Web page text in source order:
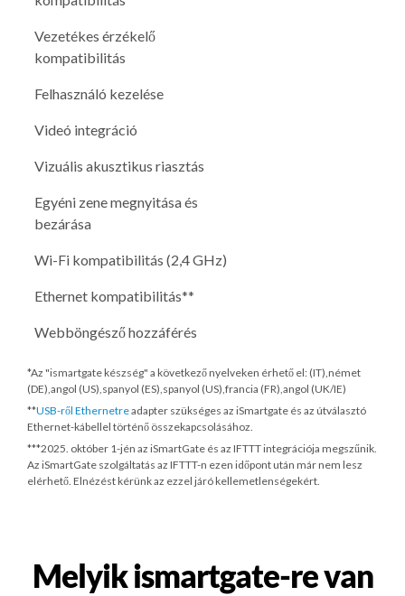
Vezetékes érzékelő
kompatibilitás
Felhasználó kezelése
Videó integráció
Vizuális akusztikus riasztás
Egyéni zene megnyitása és
bezárása
Wi-Fi kompatibilitás (2,4 GHz)
Ethernet kompatibilitás**
Webböngésző hozzáférés
*Az "ismartgate készség" a következő nyelveken érhető el: (IT),német
(DE),angol (US),spanyol (ES),spanyol (US),francia (FR),angol (UK/IE)
**USB-ről Ethernetreadapter szükséges az iSmartgate és az útválasztó
Ethernet-kábellel történő összekapcsolásához.
***2025. október 1-jén az iSmartGate és az IFTTT integrációja megszűnik.
Az iSmartGate szolgáltatás az IFTTT-n ezen időpont után már nem lesz
elérhető. Elnézést kérünk az ezzel járó kellemetlenségekért.
Melyik ismartgate-re van